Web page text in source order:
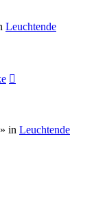
Leuchtende
» in Leuchtende